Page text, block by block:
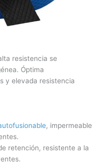
resistencia se
Óptima
y elevada resistencia
, impermeable
retención, resistente a la